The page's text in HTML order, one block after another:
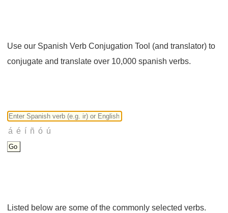
Use our Spanish Verb Conjugation Tool (and translator) to
conjugate and translate over 10,000 spanish verbs.
Listed below are some of the commonly selected verbs.